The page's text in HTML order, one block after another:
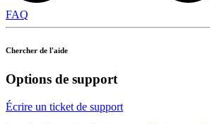
FAQ
Chercher de l'aide
Options de support
Écrire un ticket de support